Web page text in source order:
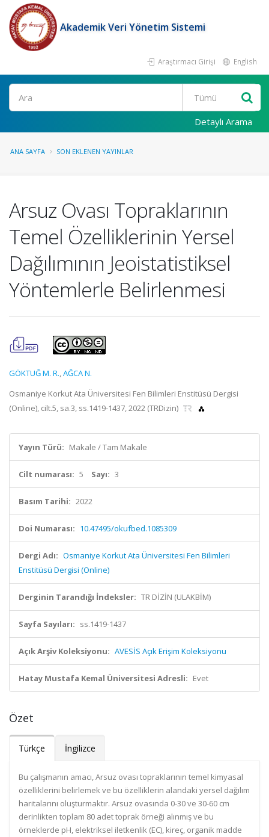
Akademik Veri Yönetim Sistemi
Araştırmacı Girişi English
Ara
Detaylı Arama
ANA SAYFA SON EKLENEN YAYINLAR
Arsuz Ovası Topraklarının
Temel Özelliklerinin Yersel
Dağılımının Jeoistatistiksel
Yöntemlerle Belirlenmesi
GÖKTUĞ M. R.,AĞCA N.
Osmaniye Korkut Ata Üniversitesi Fen Bilimleri Enstitüsü Dergisi
(Online), cilt.5, sa.3, ss.1419-1437, 2022 (TRDizin)
Yayın Türü: Makale / Tam Makale
Cilt numarası: 5 Sayı: 3
Basım Tarihi: 2022
Doi Numarası: 10.47495/okufbed.1085309
Dergi Adı: Osmaniye Korkut Ata Üniversitesi Fen Bilimleri
Enstitüsü Dergisi (Online)
Derginin Tarandığı İndeksler: TR DİZİN (ULAKBİM)
Sayfa Sayıları: ss.1419-1437
Açık Arşiv Koleksiyonu: AVESİS Açık Erişim Koleksiyonu
Hatay Mustafa Kemal Üniversitesi Adresli: Evet
Özet
Türkçe İngilizce
Bu çalışmanın amacı, Arsuz ovası topraklarının temel kimyasal
özelliklerini belirlemek ve bu özelliklerin alandaki yersel dağılım
haritalarını oluşturmaktır. Arsuz ovasında 0-30 ve 30-60 cm
derinlikten toplam 80 adet toprak örneği alınmış ve bu
örneklerde pH, elektriksel iletkenlik (EC), kireç, organik madde